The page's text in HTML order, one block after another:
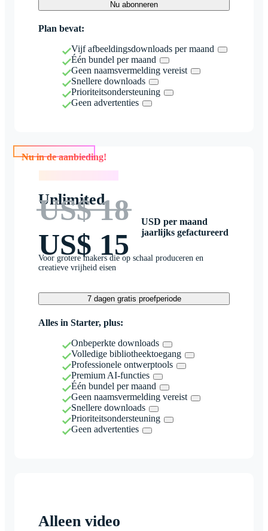
Nu abonneren
Plan bevat:
Vijf afbeeldingsdownloads per maand
Één bundel per maand
Geen naamsvermelding vereist
Snellere downloads
Prioriteitsondersteuning
Geen advertenties
Nu in de aanbieding!
Unlimited
US$ 18
US$ 15
USD per maand
jaarlijks gefactureerd
Voor grotere makers die op schaal produceren en
creatieve vrijheid eisen
7 dagen gratis proefperiode
Alles in Starter, plus:
Onbeperkte downloads
Volledige bibliotheektoegang
Professionele ontwerptools
Premium AI-functies
Één bundel per maand
Geen naamsvermelding vereist
Snellere downloads
Prioriteitsondersteuning
Geen advertenties
Alleen video